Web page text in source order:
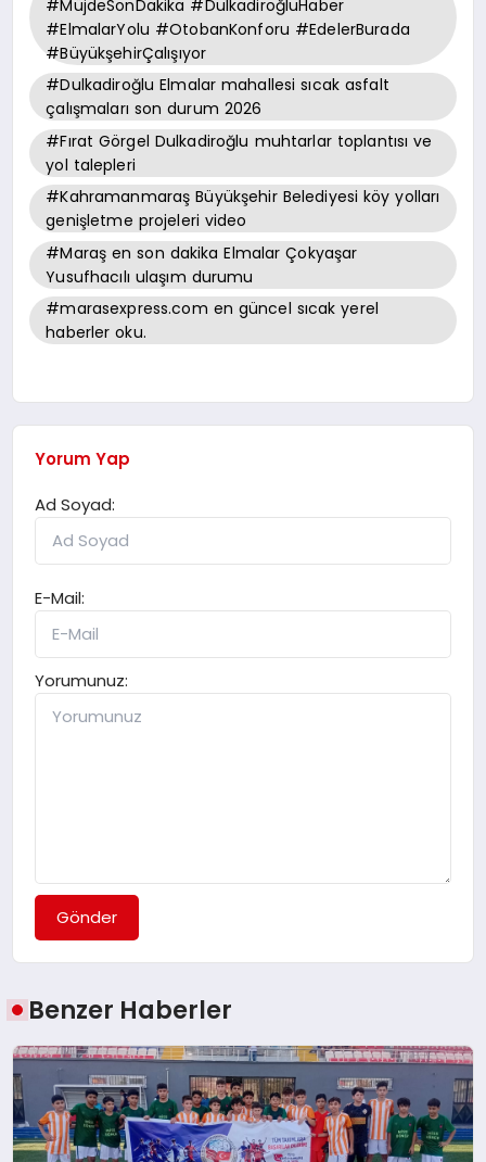
#MüjdeSonDakika #DulkadiroğluHaber
#ElmalarYolu #OtobanKonforu #EdelerBurada
#BüyükşehirÇalışıyor
#Dulkadiroğlu Elmalar mahallesi sıcak asfalt
çalışmaları son durum 2026
#Fırat Görgel Dulkadiroğlu muhtarlar toplantısı ve
yol talepleri
#Kahramanmaraş Büyükşehir Belediyesi köy yolları
genişletme projeleri video
#Maraş en son dakika Elmalar Çokyaşar
Yusufhacılı ulaşım durumu
#marasexpress.com en güncel sıcak yerel
haberler oku.
Yorum Yap
Ad Soyad:
E-Mail:
Yorumunuz:
Gönder
Benzer Haberler